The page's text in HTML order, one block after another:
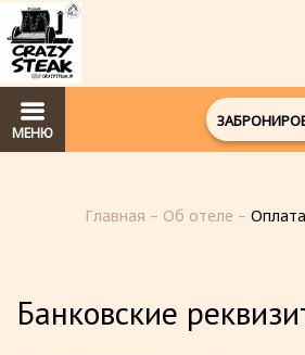
МЕНЮ
Главная – Об отеле –
Банковские